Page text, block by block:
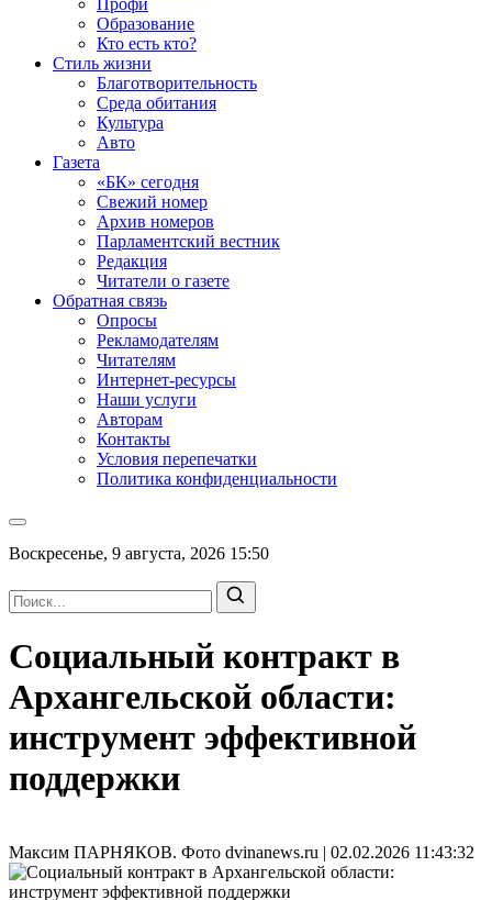
Профи
Образование
Кто есть кто?
Стиль жизни
Благотворительность
Среда обитания
Культура
Авто
Газета
«БК» сегодня
Свежий номер
Архив номеров
Парламентский вестник
Редакция
Читатели о газете
Обратная связь
Опросы
Рекламодателям
Читателям
Интернет-ресурсы
Наши услуги
Авторам
Контакты
Условия перепечатки
Политика конфиденциальности
Воскресенье, 9 августа, 2026 15:50
Социальный контракт в
Архангельской области:
инструмент эффективной
поддержки
Максим ПАРНЯКОВ. Фото dvinanews.ru | 02.02.2026 11:43:32